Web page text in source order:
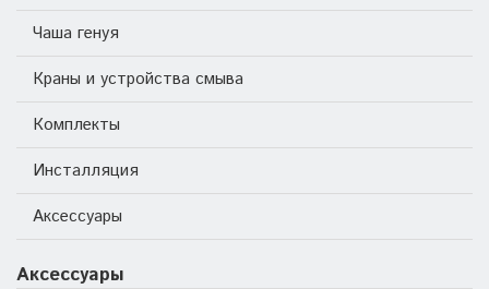
Чаша генуя
Краны и устройства смыва
Комплекты
Инсталляция
Аксессуары
Аксессуары